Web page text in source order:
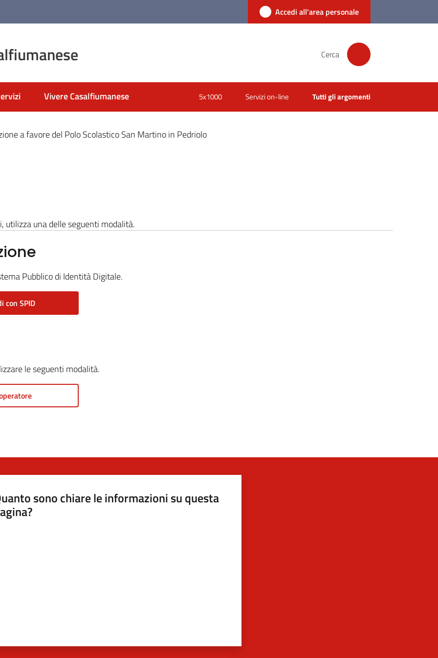
Accedi all'area personale
Cerca
Vivere Casalfiumanese 5x1000 Servizi on-line Tutti gli argomenti
a favore del Polo Scolastico San Martino in Pedriolo
utilizza una delle seguenti modalità.
Pubblico di Identità Digitale.
con SPID
le seguenti modalità.
sono chiare le informazioni su questa